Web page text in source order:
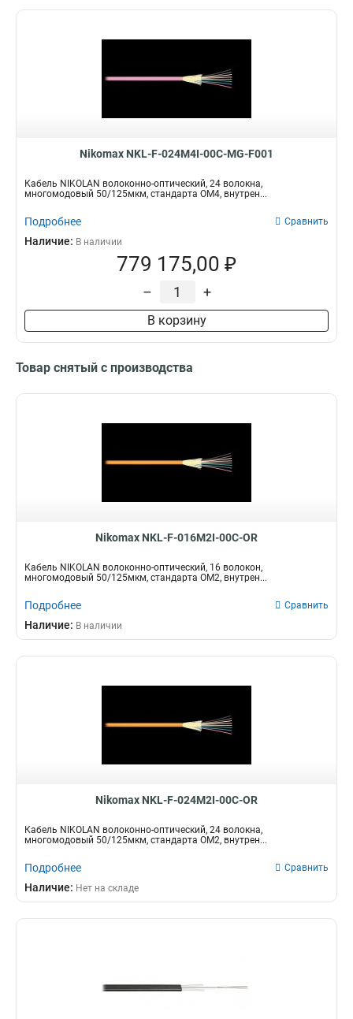
Nikomax NKL-F-024M4I-00C-MG-F001
Кабель NIKOLAN волоконно-оптический, 24 волокна,
многомодовый 50/125мкм, стандарта ОМ4, внутрен...
Подробнее Сравнить
Наличие: В наличии
779 175,00 ₽
– +
В корзину
Товар снятый с производства
Nikomax NKL-F-016M2I-00C-OR
Кабель NIKOLAN волоконно-оптический, 16 волокон,
многомодовый 50/125мкм, стандарта ОМ2, внутрен...
Подробнее Сравнить
Наличие: В наличии
Nikomax NKL-F-024M2I-00C-OR
Кабель NIKOLAN волоконно-оптический, 24 волокна,
многомодовый 50/125мкм, стандарта ОМ2, внутрен...
Подробнее Сравнить
Наличие: Нет на складе